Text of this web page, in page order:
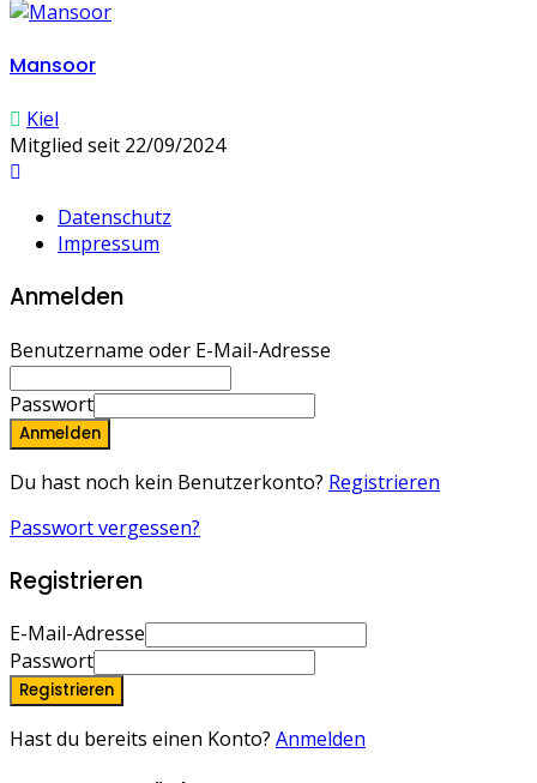
Mansoor
Kiel
Mitglied seit 22/09/2024
Datenschutz
Impressum
Anmelden
Benutzername oder E-Mail-Adresse
Passwort
Anmelden
Du hast noch kein Benutzerkonto? Registrieren
Passwort vergessen?
Registrieren
E-Mail-Adresse
Passwort
Registrieren
Hast du bereits einen Konto? Anmelden